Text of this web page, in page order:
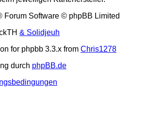
Forum Software © phpBB Limited
& Solidjeuh
for phpbb 3.3.x from Chris1278
durch phpBB.de